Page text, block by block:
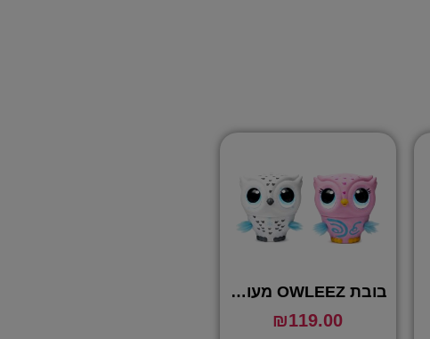
בובת OWLEEZ מעופפת ואינטרקטיבית
₪119.00